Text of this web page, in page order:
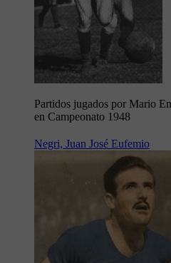
Partidos jugados por Mario
en Campeonato 1948
Negri, Juan José Eufemio